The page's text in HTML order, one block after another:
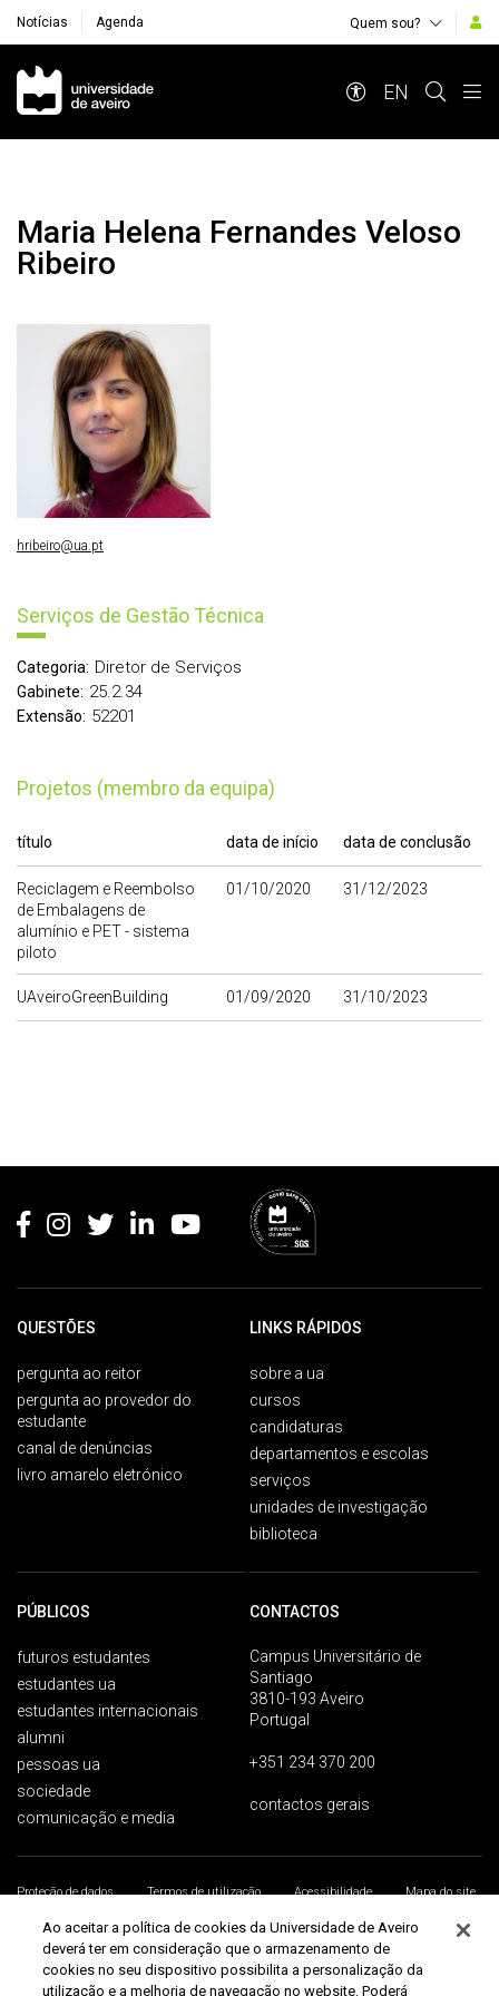
Notícias Agenda Quem sou?
Navegação Principal
EN
Maria Helena Fernandes Veloso
Ribeiro
Serviços de Gestão Técnica
Categoria: Diretor de Serviços
Gabinete: 25.2.34
Extensão: 52201
Projetos (membro da equipa)
título data de início data de conclusão
Reciclagem e Reembolso
de Embalagens de
alumínio e PET - sistema
piloto
01/10/2020 31/12/2023
UAveiroGreenBuilding 01/09/2020 31/10/2023
hribeiro@ua.pt
QUESTÕES
pergunta ao reitor
pergunta ao provedor do
estudante
canal de denúncias
livro amarelo eletrónico
LINKS RÁPIDOS
sobre a ua
cursos
candidaturas
departamentos e escolas
serviços
unidades de investigação
biblioteca
PÚBLICOS
futuros estudantes
estudantes ua
estudantes internacionais
alumni
pessoas ua
sociedade
comunicação e media
CONTACTOS
Campus Universitário de
Santiago
3810-193 Aveiro
Portugal
+351 234 370 200
contactos gerais
Proteção de dados Termos de utilização Acessibilidade
Mapa do site
Universidade de Aveiro 2026
Ao aceitar a política de cookies da Universidade de Aveiro
deverá ter em consideração que o armazenamento de
cookies no seu dispositivo possibilita a personalização da
utilização e a melhoria de navegação no website. Poderá